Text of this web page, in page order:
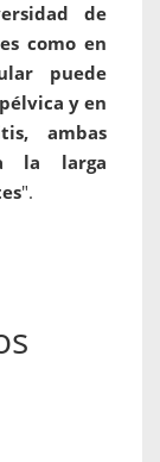
de
como en
puede
y en
ambas
la larga
".